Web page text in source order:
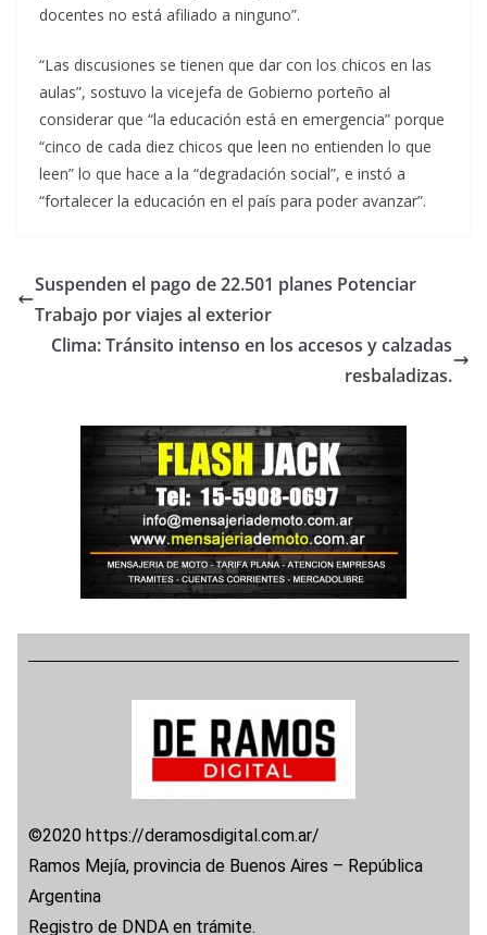
docentes no está afiliado a ninguno”.
“Las discusiones se tienen que dar con los chicos en las
aulas”, sostuvo la vicejefa de Gobierno porteño al
considerar que “la educación está en emergencia” porque
“cinco de cada diez chicos que leen no entienden lo que
leen” lo que hace a la “degradación social”, e instó a
“fortalecer la educación en el país para poder avanzar”.
Suspenden el pago de 22.501 planes Potenciar
Trabajo por viajes al exterior
Clima: Tránsito intenso en los accesos y calzadas
resbaladizas.
©2020 https://deramosdigital.com.ar/
Ramos Mejía, provincia de Buenos Aires – República
Argentina
Registro de DNDA en trámite.